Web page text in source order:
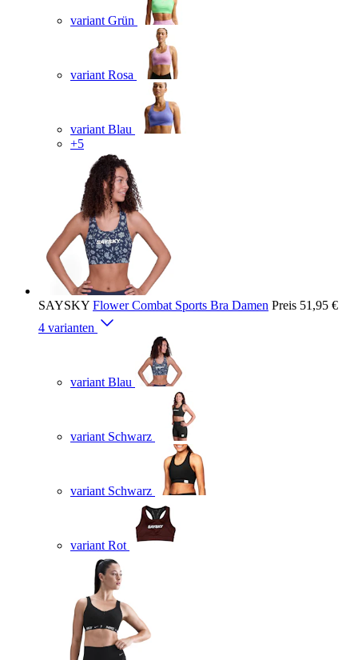
variant Grün
variant Rosa
variant Blau
+5
SAYSKY Flower Combat Sports Bra Damen Preis 51,95 €
4 varianten
variant Blau
variant Schwarz
variant Schwarz
variant Rot